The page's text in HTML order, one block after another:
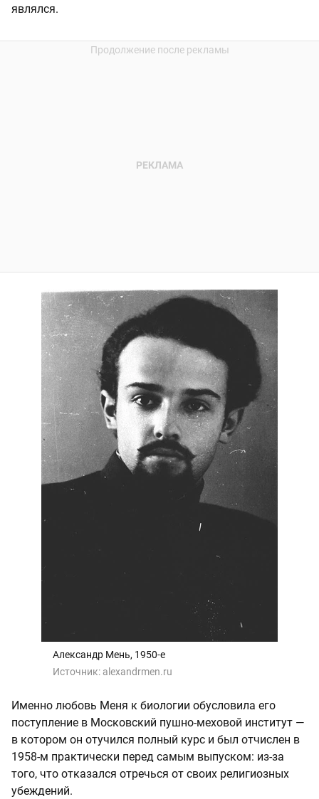
являлся.
Александр Мень, 1950-е
Источник: alexandrmen.ru
Именно любовь Меня к биологии обусловила его
поступление в Московский пушно-меховой институт —
в котором он отучился полный курс и был отчислен в
1958-м практически перед самым выпуском: из-за
того, что отказался отречься от своих религиозных
убеждений.